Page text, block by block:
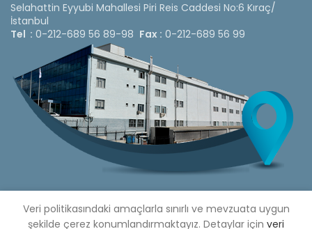
Selahattin Eyyubi Mahallesi Piri Reis Caddesi No:6 Kıraç/
İstanbul
Tel : 0-212-689 56 89-98 Fax : 0-212-689 56 99
Veri politikasındaki amaçlarla sınırlı ve mevzuata uygun
şekilde çerez konumlandırmaktayız. Detaylar için veri